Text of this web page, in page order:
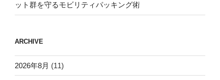
ット群を守るモビリティパッキング術
ARCHIVE
2026年8月 (11)